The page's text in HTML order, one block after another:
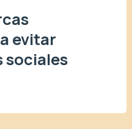
evitar
sociales